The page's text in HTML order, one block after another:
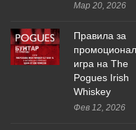
Мар 20, 2026
Правила за
игра на The
Pogues Irish
Whiskey
Фев 12, 2026